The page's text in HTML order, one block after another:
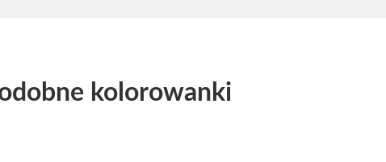
kolorowanki